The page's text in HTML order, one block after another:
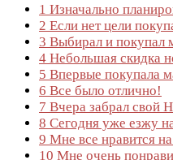
1 Изначально
2 Если нет цели
3 Выбирал и покупал
4 Небольшая скидка
5 Впервые покупала
6 Все было отлично!
7 Вчера забрал свой
8 Сегодня уже езжу
9 Мне все нравится
10 Мне очень